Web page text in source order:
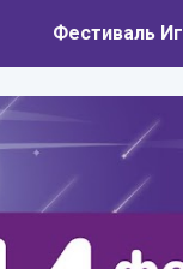
Skip to navigation